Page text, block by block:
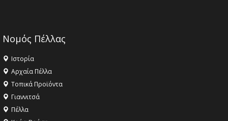
Νομός Πέλλας
Ιστορία
Αρχαία Πέλλα
Τοπικά Προϊόντα
Γιαννιτσά
Πέλλα